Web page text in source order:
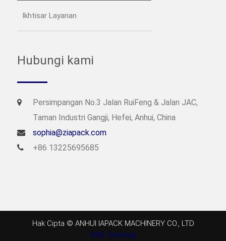
Ikhtisar Layanan
Hubungi kami
Persimpangan No.3 Jalan RuiFeng & Jalan JAC,
Taman Industri Gangji, Hefei, Anhui, China
sophia@ziapack.com
+86 13225695685
Hak Cipta © ANHUI IAPACK MACHINERY CO., LTD
XML Sitemap